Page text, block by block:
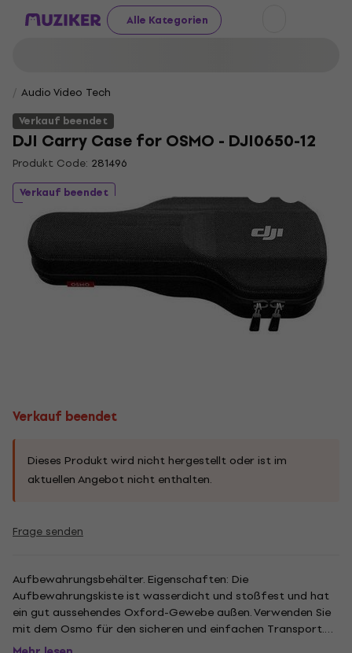
Alle Kategorien
Audio Video Tech
Verkauf beendet
DJI Carry Case for OSMO - DJI0650-12
Produkt Code: 281496
Verkauf beendet
Verkauf beendet
Dieses Produkt wird nicht hergestellt oder ist im
aktuellen Angebot nicht enthalten.
Frage senden
Aufbewahrungsbehälter. Eigenschaften: Die
Aufbewahrungskiste ist wasserdicht und stoßfest und hat
ein gut aussehendes Oxford-Gewebe außen. Verwenden Sie
mit dem Osmo für den sicheren und einfachen Transport.
Osmo kompatibel. .